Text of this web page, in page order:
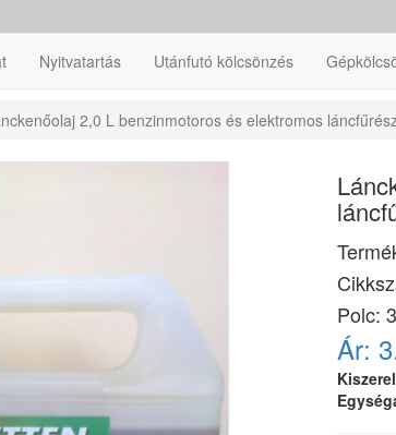
Nyitvatartás Utánfutó kölcsönzés
2,0 L benzinmotoros és elektromos
Polc:
Ár: